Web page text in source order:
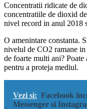
Concentratii ridicate de
concentratiile de dioxid
nivel record in anul 2018
O amenintare constanta.
nivelul de CO2 ramane in
de foarte multi ani?
pentru a proteja mediul.
Vezi si: Facebook
Messenger si